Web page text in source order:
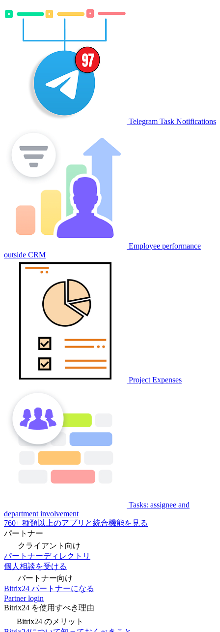
Telegram Task Notifications
Employee performance
outside CRM
Project Expenses
Tasks: assignee and
department involvement
760+ 種類以上のアプリと統合機能を見る
パートナー
クライアント向け
パートナーディレクトリ
個人相談を受ける
パートナー向け
Bitrix24 パートナーになる
Partner login
Bitrix24 を使用すべき理由
Bitrix24 のメリット